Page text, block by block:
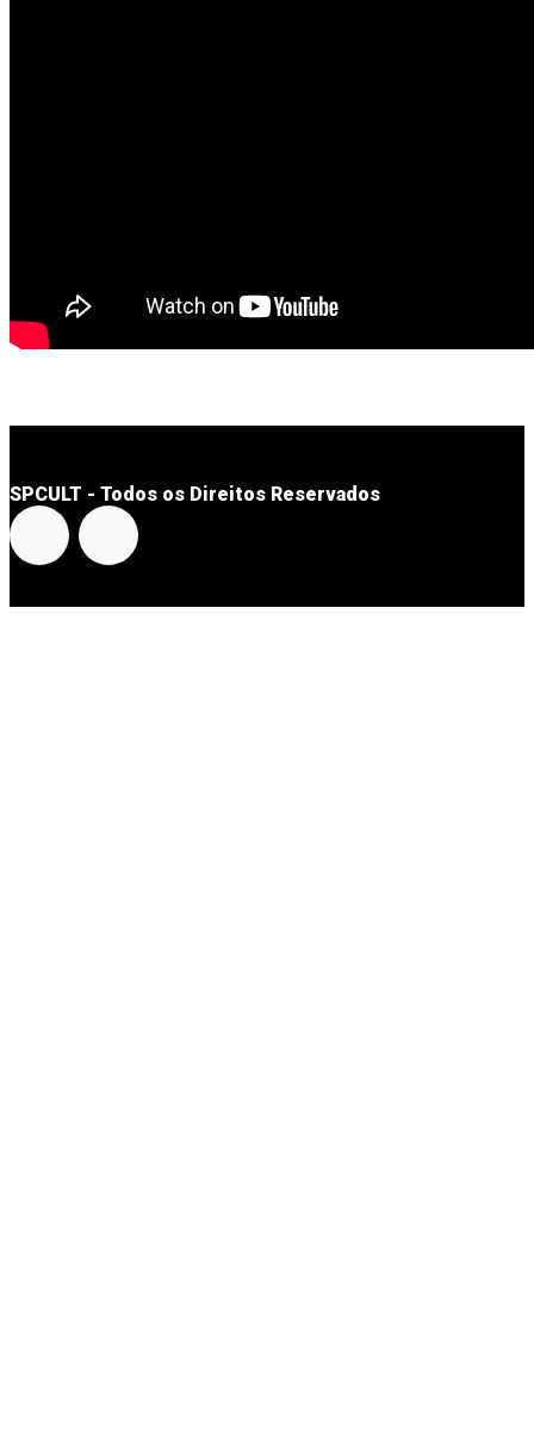
SPCULT - Todos os Direitos Reservados